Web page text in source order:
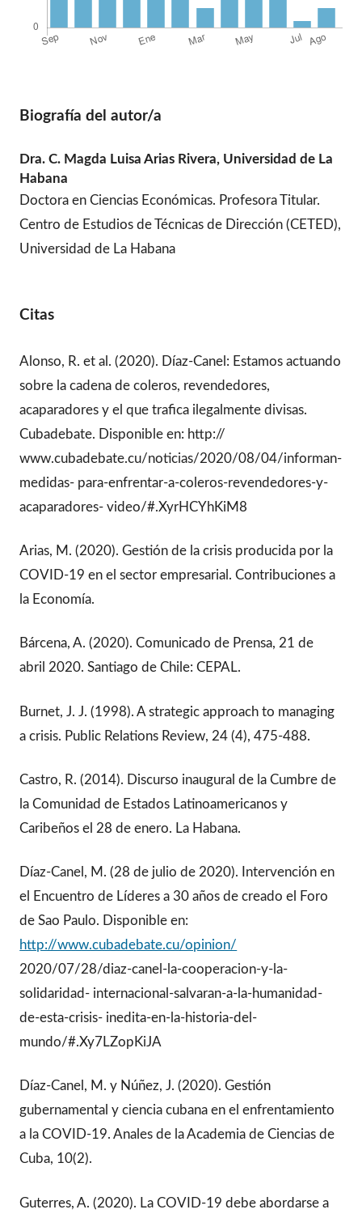
Biografía del autor/a
Dra. C. Magda Luisa Arias Rivera, Universidad de La
Habana
Doctora en Ciencias Económicas. Profesora Titular.
Centro de Estudios de Técnicas de Dirección (CETED),
Universidad de La Habana
Citas
Alonso, R. et al. (2020). Díaz-Canel: Estamos actuando
sobre la cadena de coleros, revendedores,
acaparadores y el que trafica ilegalmente divisas.
Cubadebate. Disponible en: http://
www.cubadebate.cu/noticias/2020/08/04/informan-
medidas- para-enfrentar-a-coleros-revendedores-y-
acaparadores- video/#.XyrHCYhKiM8
Arias, M. (2020). Gestión de la crisis producida por la
COVID-19 en el sector empresarial. Contribuciones a
la Economía.
Bárcena, A. (2020). Comunicado de Prensa, 21 de
abril 2020. Santiago de Chile: CEPAL.
Burnet, J. J. (1998). A strategic approach to managing
a crisis. Public Relations Review, 24 (4), 475-488.
Castro, R. (2014). Discurso inaugural de la Cumbre de
la Comunidad de Estados Latinoamericanos y
Caribeños el 28 de enero. La Habana.
Díaz-Canel, M. (28 de julio de 2020). Intervención en
el Encuentro de Líderes a 30 años de creado el Foro
de Sao Paulo. Disponible en:
http://www.cubadebate.cu/opinion/
2020/07/28/diaz-canel-la-cooperacion-y-la-
solidaridad- internacional-salvaran-a-la-humanidad-
de-esta-crisis- inedita-en-la-historia-del-
mundo/#.Xy7LZopKiJA
Díaz-Canel, M. y Núñez, J. (2020). Gestión
gubernamental y ciencia cubana en el enfrentamiento
a la COVID-19. Anales de la Academia de Ciencias de
Cuba, 10(2).
Guterres, A. (2020). La COVID-19 debe abordarse a